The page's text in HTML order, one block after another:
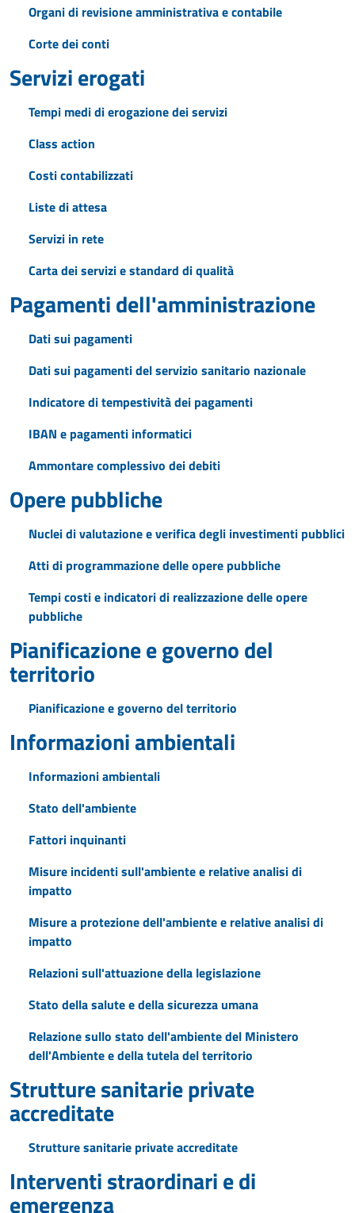
Organi di revisione amministrativa e contabile
Corte dei conti
Servizi erogati
Tempi medi di erogazione dei servizi
Class action
Costi contabilizzati
Liste di attesa
Servizi in rete
Carta dei servizi e standard di qualità
Pagamenti dell'amministrazione
Dati sui pagamenti
Dati sui pagamenti del servizio sanitario nazionale
Indicatore di tempestività dei pagamenti
IBAN e pagamenti informatici
Ammontare complessivo dei debiti
Opere pubbliche
Nuclei di valutazione e verifica degli investimenti pubblici
Atti di programmazione delle opere pubbliche
Tempi costi e indicatori di realizzazione delle opere
pubbliche
Pianificazione e governo del
territorio
Pianificazione e governo del territorio
Informazioni ambientali
Informazioni ambientali
Stato dell'ambiente
Fattori inquinanti
Misure incidenti sull'ambiente e relative analisi di
impatto
Misure a protezione dell'ambiente e relative analisi di
impatto
Relazioni sull'attuazione della legislazione
Stato della salute e della sicurezza umana
Relazione sullo stato dell'ambiente del Ministero
dell'Ambiente e della tutela del territorio
Strutture sanitarie private
accreditate
Strutture sanitarie private accreditate
Interventi straordinari e di
emergenza